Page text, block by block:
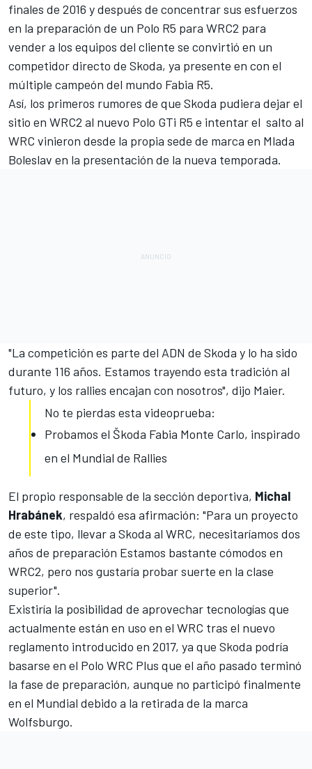
finales de 2016 y después de concentrar sus esfuerzos
en la preparación de un Polo R5 para WRC2 para
vender a los equipos del cliente se convirtió en un
competidor directo de Skoda, ya presente en con el
múltiple campeón del mundo Fabia R5.
Así, los primeros rumores de que Skoda pudiera dejar el
sitio en WRC2 al nuevo Polo GTi R5 e intentar el salto al
WRC vinieron desde la propia sede de marca en Mlada
Boleslav en la presentación de la nueva temporada.
"La competición es parte del ADN de Skoda y lo ha sido
durante 116 años. Estamos trayendo esta tradición al
futuro, y los rallies encajan con nosotros", dijo Maier.
No te pierdas esta videoprueba:
Probamos el Škoda Fabia Monte Carlo, inspirado
en el Mundial de Rallies
El propio responsable de la sección deportiva, Michal
Hrabánek, respaldó esa afirmación: "Para un proyecto
de este tipo, llevar a Skoda al WRC, necesitaríamos dos
años de preparación Estamos bastante cómodos en
WRC2, pero nos gustaría probar suerte en la clase
superior".
Existiría la posibilidad de aprovechar tecnologías que
actualmente están en uso en el WRC tras el nuevo
reglamento introducido en 2017, ya que Skoda podría
basarse en el Polo WRC Plus que el año pasado terminó
la fase de preparación, aunque no participó finalmente
en el Mundial debido a la retirada de la marca
Wolfsburgo.